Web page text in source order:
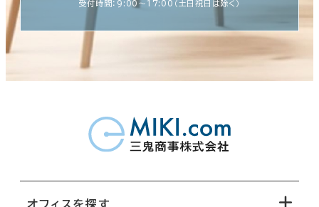
受付時間：9:00〜17:00（土日祝日は除く）
オフィスを探す